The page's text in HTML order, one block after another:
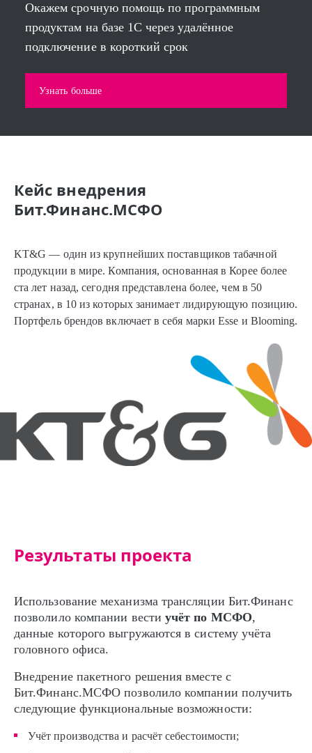
Окажем срочную помощь по программным
продуктам на базе 1С через удалённое
подключение в короткий срок
Узнать больше
Кейс внедрения
Бит.Финанс.МСФО
KT&G — один из крупнейших поставщиков табачной
продукции в мире. Компания, основанная в Корее более
ста лет назад, сегодня представлена более, чем в 50
странах, в 10 из которых занимает лидирующую позицию.
Портфель брендов включает в себя марки Esse и Blooming.
Результаты проекта
Использование механизма трансляции Бит.Финанс
позволило компании вестиучёт по МСФО,
данные которого выгружаются в систему учёта
головного офиса.
Внедрение пакетного решения вместе с
Бит.Финанс.МСФО позволило компании получить
следующие функциональные возможности:
Учёт производства и расчёт себестоимости;